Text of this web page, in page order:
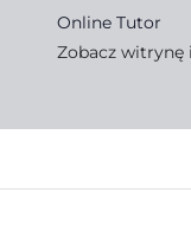
Online Tutor
Zobacz